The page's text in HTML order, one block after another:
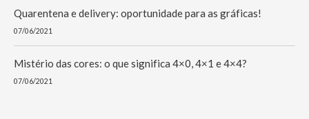
Quarentena e delivery: oportunidade para as gráficas!
07/06/2021
Mistério das cores: o que significa 4×0, 4×1 e 4×4?
07/06/2021